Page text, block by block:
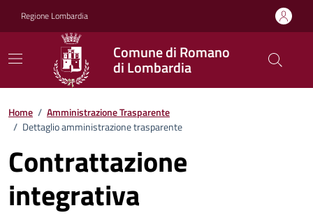
Regione Lombardia
Comune di Romano
di Lombardia
Home / Amministrazione Trasparente
/ Dettaglio amministrazione trasparente
Contrattazione
integrativa